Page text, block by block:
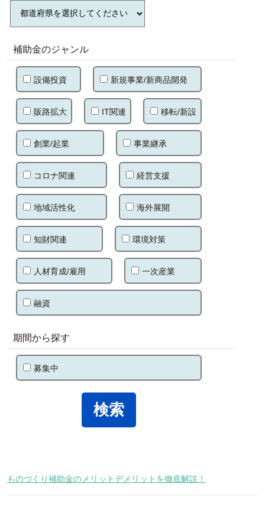
補助金のジャンル
設備投資 新規事業/新商品開発
販路拡大 IT関連 移転/新設
創業/起業 事業継承
コロナ関連 経営支援
地域活性化 海外展開
知財関連 環境対策
人材育成/雇用 一次産業
融資
期間から探す
募集中
ものづくり補助金のメリットデメリットを徹底解説！